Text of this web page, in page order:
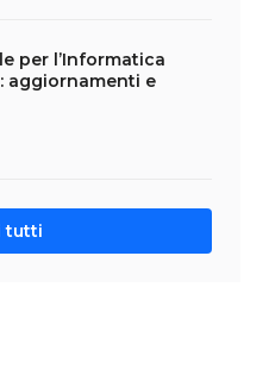
per l’Informatica
aggiornamenti e
tutti